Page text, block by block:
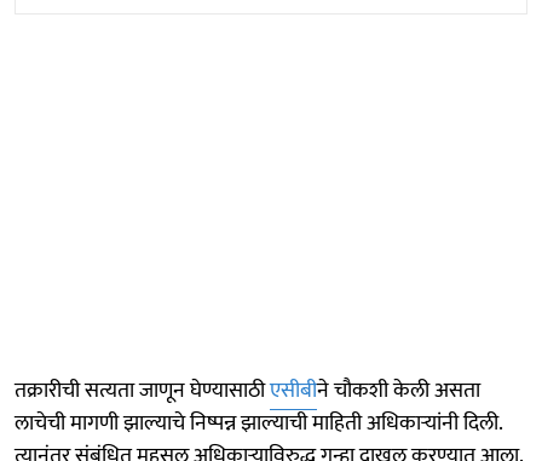
तक्रारीची सत्यता जाणून घेण्यासाठीएसीबीने चौकशी केली असता
लाचेची मागणी झाल्याचे निष्पन्न झाल्याची माहिती अधिकाऱ्यांनी दिली.